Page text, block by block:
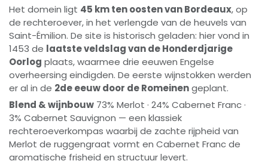
Het domein ligt 45 km ten oosten van Bordeaux, op
de rechteroever, in het verlengde van de heuvels van
Saint-Émilion. De site is historisch geladen: hier vond in
1453 de laatste veldslag van de Honderdjarige
Oorlog plaats, waarmee drie eeuwen Engelse
overheersing eindigden. De eerste wijnstokken werden
er al in de 2de eeuw door de Romeinengeplant.
Blend & wijnbouw 73% Merlot · 24% Cabernet Franc ·
3% Cabernet Sauvignon — een klassiek
rechteroeverkompas waarbij de zachte rijpheid van
Merlot de ruggengraat vormt en Cabernet Franc de
aromatische frisheid en structuur levert.